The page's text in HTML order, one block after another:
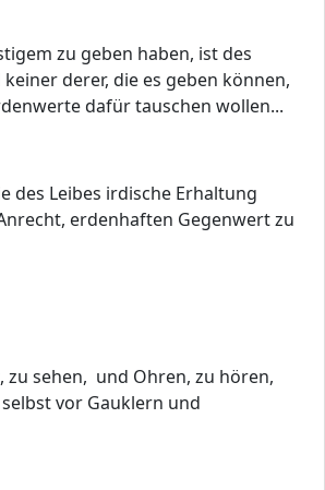
zu geben haben, ist des
derer, die es geben können,
dafür tauschen wollen...
des Leibes irdische Erhaltung
erdenhaften Gegenwert zu
zu sehen, und Ohren, zu hören,
vor Gauklern und